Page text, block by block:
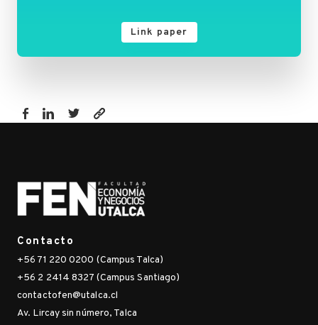
Link paper
randomization/
Contacto
+56 71 220 0200 (Campus Talca)
+56 2 2414 8327 (Campus Santiago)
contactofen@utalca.cl
Av. Lircay sin número, Talca